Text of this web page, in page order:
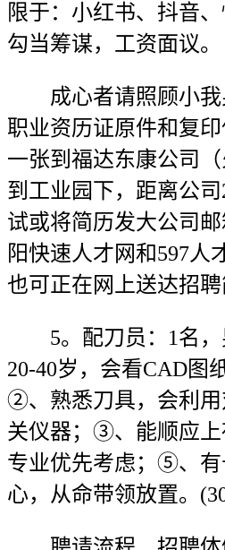
限于：小红书、抖音
勾当筹谋，工资面议。
成心者请照顾小我
职业资历证原件和复
一张到福达东康公司
到工业园下，距离公
试或将简历发大公司
阳快速人才网和597人
也可正在网上送达招聘
5。配刀员：1名，
20-40岁，会看CAD图
②、熟悉刀具，会利用
关仪器；③、能顺应
专业优先考虑；⑤、有
心，从命带领放置。